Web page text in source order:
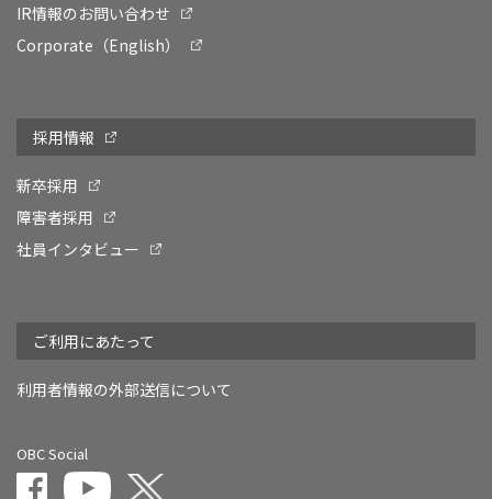
IR情報のお問い合わせ
Corporate（English）
採用情報
新卒採用
障害者採用
社員インタビュー
ご利用にあたって
利用者情報の外部送信について
OBC Social